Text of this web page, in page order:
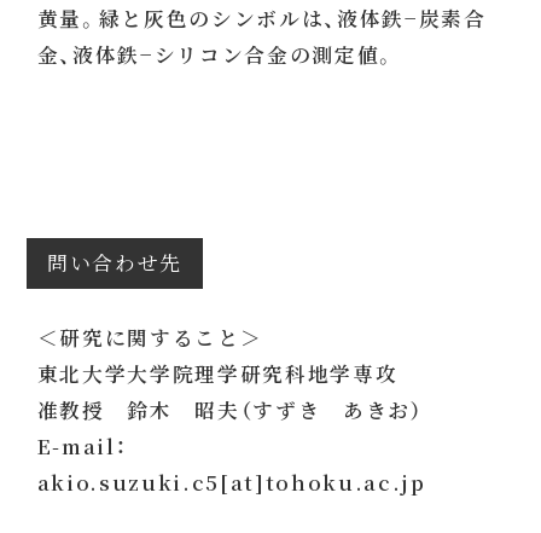
黄量。緑と灰色のシンボルは、液体鉄−炭素合
金、液体鉄−シリコン合金の測定値。
問い合わせ先
＜研究に関すること＞
東北大学大学院理学研究科地学専攻
准教授 鈴木 昭夫（すずき あきお）
E-mail：
akio.suzuki.c5[at]tohoku.ac.jp